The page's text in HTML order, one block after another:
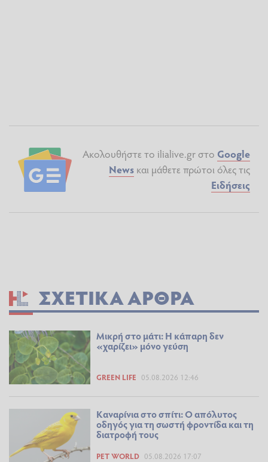
Ακολουθήστε το ilialive.gr στο Google
News και μάθετε πρώτοι όλες τις
Ειδήσεις
ΣΧΕΤΙΚΆ ΆΡΘΡΑ
Μικρή στο μάτι: Η κάπαρη δεν
«χαρίζει» μόνο γεύση
GREEN LIFE 05.08.2026 12:46
Καναρίνια στο σπίτι: Ο απόλυτος
οδηγός για τη σωστή φροντίδα και τη
διατροφή τους
PET WORLD 05.08.2026 17:07